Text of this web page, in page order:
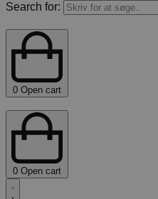
Search for:
0 Open cart
0 Open cart